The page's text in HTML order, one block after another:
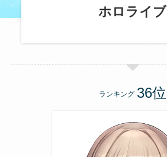
ホロライブ
ランキング